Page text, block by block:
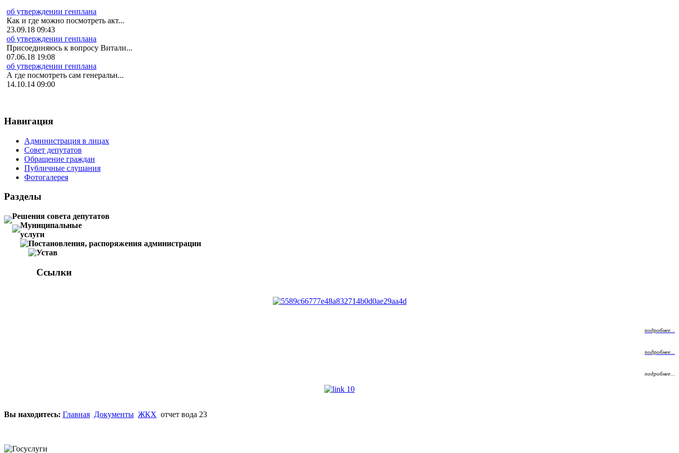
об утверждении генплана
Как и где можно посмотреть акт...
23.09.18 09:43
об утверждении генплана
Присоединяюсь к вопросу Витали...
07.06.18 19:08
об утверждении генплана
А где посмотреть сам генеральн...
14.10.14 09:00
Навигация
Администрация в лицах
Совет депутатов
Обращение граждан
Публичные слушания
Фотогалерея
Разделы
Решения совета депутатов
Муниципальные
услуги
Постановления, распоряжения администрации
Устав
Ссылки
подробнее...
подробнее...
подробнее...
Вы находитесь: Главная Документы ЖКХ отчет вода 23